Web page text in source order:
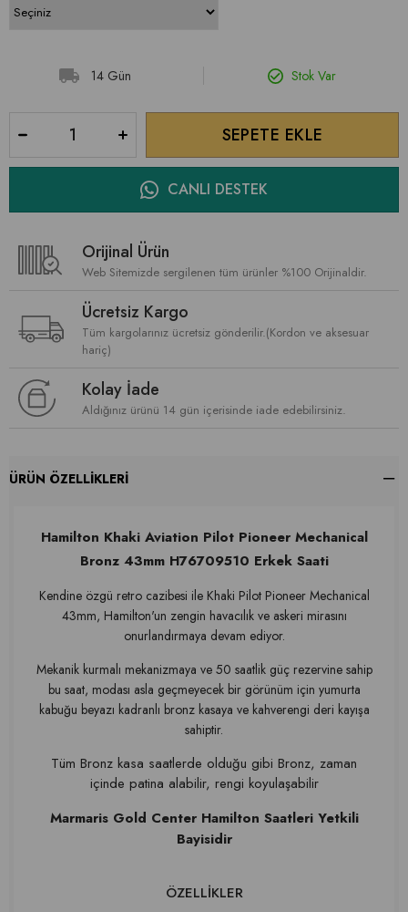
14 Gün Stok Var
CANLI DESTEK
Orijinal Ürün
Web Sitemizde sergilenen tüm ürünler %100 Orijinaldir.
Ücretsiz Kargo
Tüm kargolarınız ücretsiz gönderilir.(Kordon ve aksesuar
hariç)
Kolay İade
Aldığınız ürünü 14 gün içerisinde iade edebilirsiniz.
ÜRÜN ÖZELLIKLERI
Hamilton Khaki Aviation Pilot Pioneer Mechanical
Bronz 43mm H76709510 Erkek Saati
Kendine özgü retro cazibesi ile Khaki Pilot Pioneer Mechanical
43mm, Hamilton'un zengin havacılık ve askeri mirasını
onurlandırmaya devam ediyor.
Mekanik kurmalı mekanizmaya ve 50 saatlik güç rezervine sahip
bu saat, modası asla geçmeyecek bir görünüm için yumurta
kabuğu beyazı kadranlı bronz kasaya ve kahverengi deri kayışa
sahiptir.
Tüm Bronz kasa saatlerde olduğu gibi Bronz, zaman
içinde patina alabilir, rengi koyulaşabilir
Marmaris Gold Center Hamilton Saatleri Yetkili
Bayisidir